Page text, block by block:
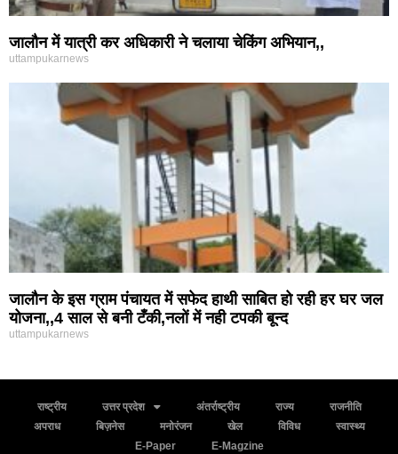
जालौन में यात्री कर अधिकारी ने चलाया चेकिंग अभियान,,
uttampukarnews
जालौन के इस ग्राम पंचायत में सफेद हाथी साबित हो रही हर घर जल
योजना,,4 साल से बनी टँकी,नलों में नही टपकी बून्द
uttampukarnews
राष्ट्रीय उत्तर प्रदेश अंतर्राष्ट्रीय राज्य
राजनीति
अपराध
बिज़नेस मनोरंजन खेल विविध
स्वास्थ्य
E-Paper
E-Magzine